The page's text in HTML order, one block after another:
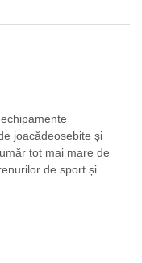
joacădeosebite și
tot mai mare de
de sport și